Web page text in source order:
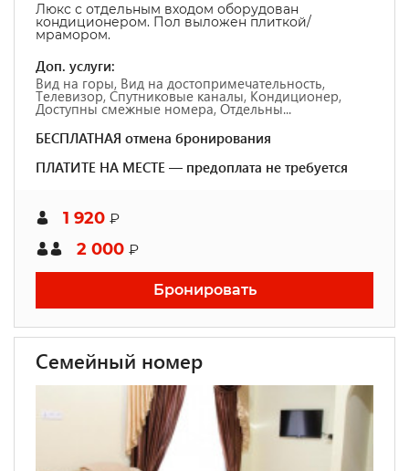
Люкс с отдельным входом оборудован
кондиционером. Пол выложен плиткой/
мрамором.
Доп. услуги:
Вид на горы, Вид на достопримечательность,
Телевизор, Спутниковые каналы, Кондиционер,
Доступны смежные номера, Отдельны...
БЕСПЛАТНАЯ отмена бронирования
ПЛАТИТЕ НА МЕСТЕ — предоплата не требуется
1 920 ₽
2 000 ₽
Бронировать
Семейный номер